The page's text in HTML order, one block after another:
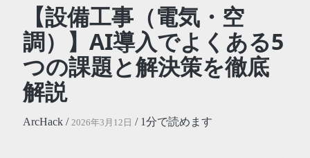
【設備工事（電気・空
調）】AI導入でよくある5
つの課題と解決策を徹底
解説
ArcHack / 2026年3月12日 / 1分で読めます